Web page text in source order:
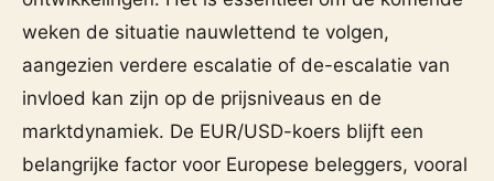
weken de situatie nauwlettend te volgen,
aangezien verdere escalatie of de-escalatie van
invloed kan zijn op de prijsniveaus en de
marktdynamiek. De EUR/USD-koers blijft een
belangrijke factor voor Europese beleggers, vooral